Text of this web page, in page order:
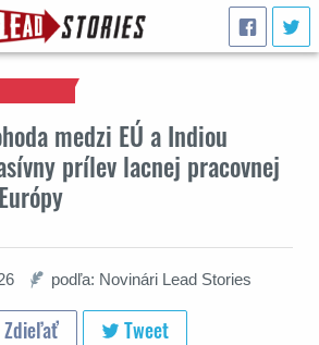
medzi EÚ a Indiou
prílev lacnej pracovnej
podľa: Novinári Lead Stories
Zdieľať Tweet